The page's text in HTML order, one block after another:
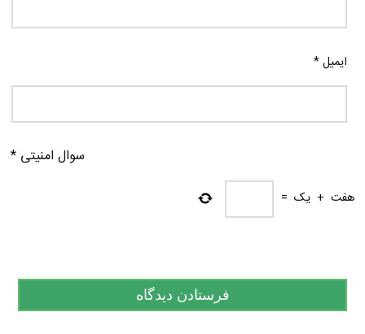
ایمیل*
سوال امنیتی *
هفت + یک =